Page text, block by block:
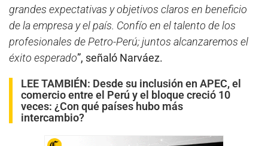
grandes expectativas y objetivos claros en beneficio
de la empresa y el país. Confío en el talento de los
profesionales de Petro-Perú; juntos alcanzaremos el
éxito esperado”, señaló Narváez.
LEE TAMBIÉN: Desde su inclusión en APEC, el
comercio entre el Perú y el bloque creció 10
veces: ¿Con qué países hubo más
intercambio?